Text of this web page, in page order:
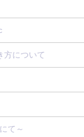
方について
て～